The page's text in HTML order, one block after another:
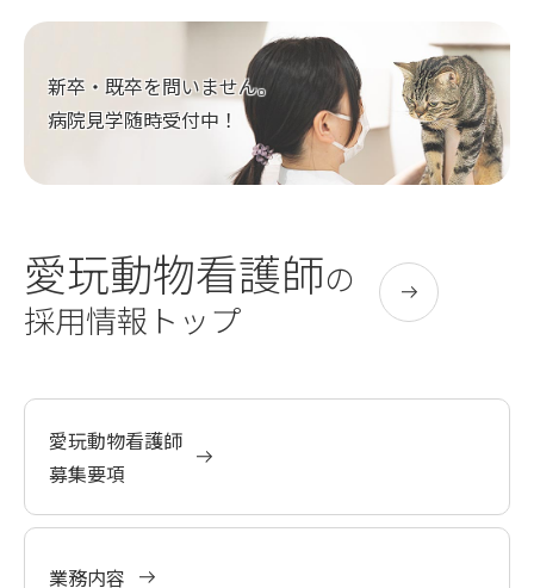
愛玩動物看護師の
採用情報トップ
新卒・既卒を問いません。
病院見学随時受付中！
愛玩動物看護師
募集要項
業務内容